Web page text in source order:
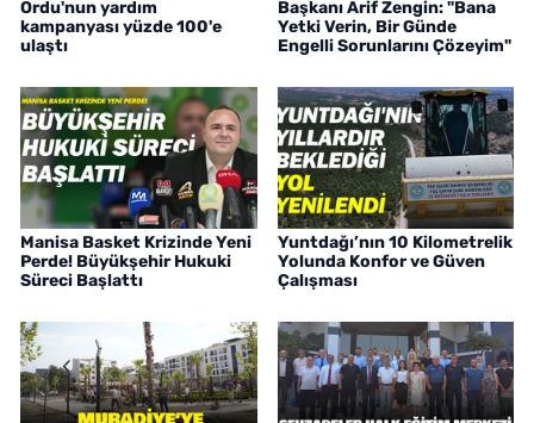
Ordu'nun yardım
kampanyası yüzde 100'e
ulaştı
Başkanı Arif Zengin: "Bana
Yetki Verin, Bir Günde
Engelli Sorunlarını Çözeyim"
Manisa Basket Krizinde Yeni
Perde! Büyükşehir Hukuki
Süreci Başlattı
Yuntdağı’nın 10 Kilometrelik
Yolunda Konfor ve Güven
Çalışması